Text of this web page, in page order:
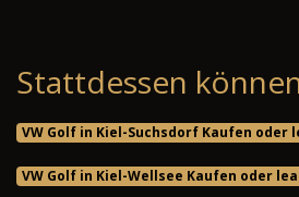
Stattdessen
VW Golf in Kiel-Suchsdorf Kaufen oder
VW Golf in Kiel-Wellsee Kaufen oder